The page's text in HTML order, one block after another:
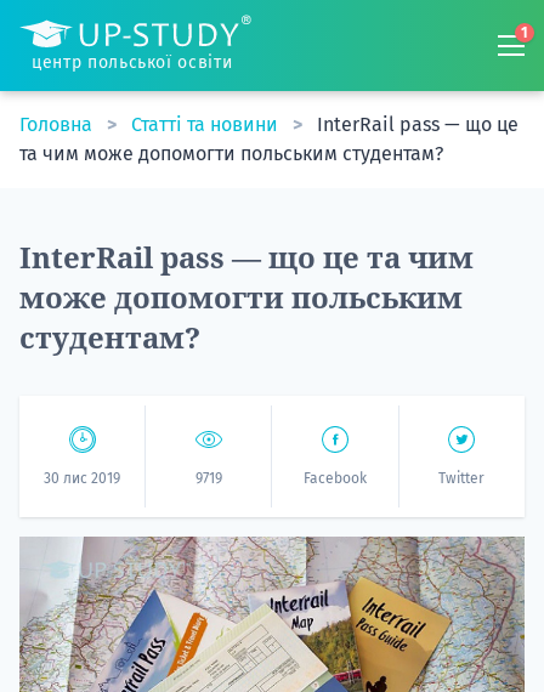
центр польської освіти
1
Головна Статті та новини
InterRail pass — що це
та чим може допомогти польським студентам?
InterRail pass — що це та чим
може допомогти польським
студентам?
30 лис 2019 9719 Facebook Twitter